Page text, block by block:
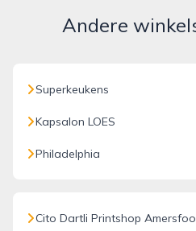
Andere
Superkeukens
Kapsalon LOES
Philadelphia
Cito Dartli Printshop